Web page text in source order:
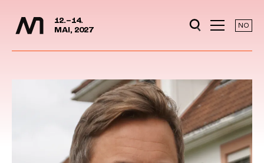
Jump to content
12.–14.
MAI, 2027
NO